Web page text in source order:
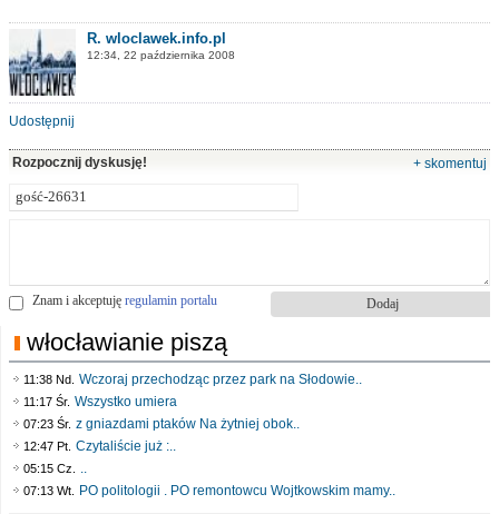
R. wloclawek.info.pl
12:34, 22 października 2008
Udostępnij
Rozpocznij dyskusję! + skomentuj
Znam i akceptuję regulamin portalu
włocławianie piszą
11:38 Nd. Wczoraj przechodząc przez park na Słodowie..
11:17 Śr. Wszystko umiera
07:23 Śr. z gniazdami ptaków Na żytniej obok..
12:47 Pt. Czytaliście już :..
05:15 Cz. ..
07:13 Wt. PO politologii . PO remontowcu Wojtkowskim mamy..